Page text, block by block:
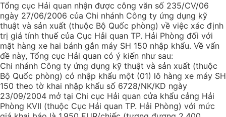
Tổng cục Hải quan nhận được công văn số 235/CV/06
ngày 27/06/2006 của Chi nhánh Công ty ứng dụng kỹ
thuật và sản xuất (thuộc Bộ Quốc phòng) về việc xác định
trị giá tính thuế của Cục Hải quan TP. Hải Phòng đối với
mặt hàng xe hai bánh gắn máy SH 150 nhập khẩu. Về vấn
đề này, Tổng cục Hải quan có ý kiến như sau:
Chi nhánh Công ty ứng dụng kỹ thuật và sản xuất (thuộc
Bộ Quốc phòng) có nhập khẩu một (01) lô hàng xe máy SH
150 theo tờ khai nhập khẩu số 6728/NK/KD ngày
23/09/2004 mở tại Chi cục Hải quan cửa khẩu cảng Hải
Phòng KVII (thuộc Cục Hải quan TP. Hải Phòng) với mức